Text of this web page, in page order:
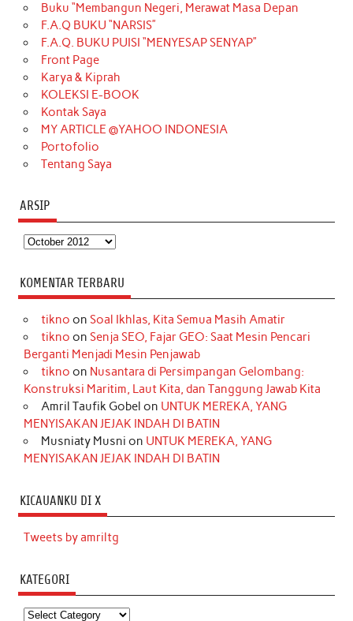
b
o
o
k
a
g
r
a
m
o
k
e
r
e
d
t
e
u
b
Buku “Membangun Negeri, Merawat Masa Depan
F.A.Q BUKU “NARSIS”
F.A.Q. BUKU PUISI “MENYESAP SENYAP”
Front Page
Karya & Kiprah
KOLEKSI E-BOOK
Kontak Saya
MY ARTICLE @YAHOO INDONESIA
Portofolio
Tentang Saya
ARSIP
Arsip
KOMENTAR TERBARU
tikno on Soal Ikhlas, Kita Semua Masih Amatir
tikno on Senja SEO, Fajar GEO: Saat Mesin Pencari
Berganti Menjadi Mesin Penjawab
tikno on Nusantara di Persimpangan Gelombang:
Konstruksi Maritim, Laut Kita, dan Tanggung Jawab Kita
Amril Taufik Gobel on UNTUK MEREKA, YANG
MENYISAKAN JEJAK INDAH DI BATIN
Musniaty Musni on UNTUK MEREKA, YANG
MENYISAKAN JEJAK INDAH DI BATIN
KICAUANKU DI X
Tweets by amriltg
KATEGORI
Kategori